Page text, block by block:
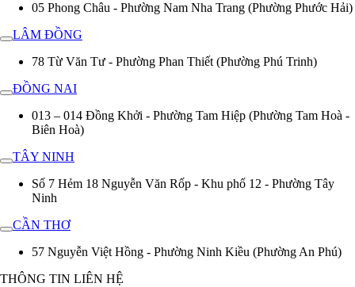
05 Phong Châu - Phường Nam Nha Trang (Phường Phước Hải)
LÂM ĐỒNG
78 Từ Văn Tư - Phường Phan Thiết (Phường Phú Trinh)
ĐỒNG NAI
013 – 014 Đồng Khởi - Phường Tam Hiệp (Phường Tam Hoà -
Biên Hoà)
TÂY NINH
Số 7 Hẻm 18 Nguyễn Văn Rốp - Khu phố 12 - Phường Tây
Ninh
CẦN THƠ
57 Nguyễn Việt Hồng - Phường Ninh Kiều (Phường An Phú)
THÔNG TIN LIÊN HỆ